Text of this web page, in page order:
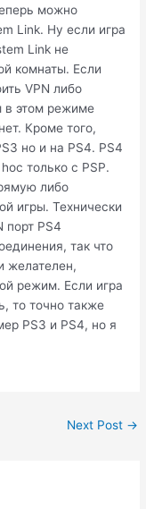
можно
Link. Ну если игра
Link не
комнаты. Если
VPN либо
в этом режиме
Кроме того,
но и на PS4. PS4
только с PSP.
либо
игры. Технически
порт PS4
так что
желателен,
режим. Если игра
то точно также
PS3 и PS4, но я
Next Post →